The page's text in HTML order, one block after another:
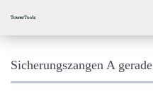
Sicherungszangen A gerade